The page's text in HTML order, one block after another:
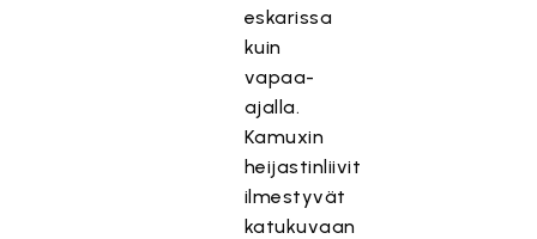
eskarissa
kuin
vapaa-
ajalla.
Kamuxin
heijastinliivit
ilmestyvät
katukuvaan